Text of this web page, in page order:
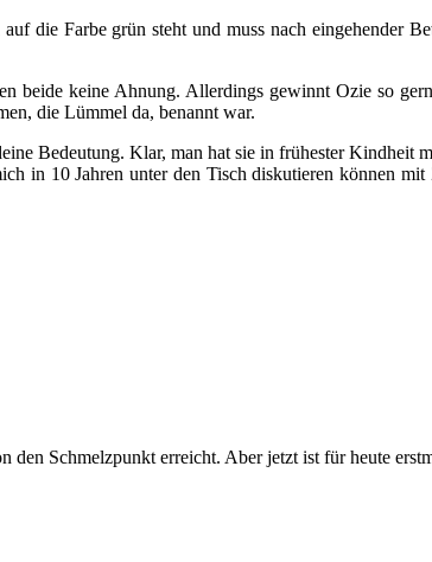
die Farbe grün steht und muss nach eingehender
beide keine Ahnung. Allerdings gewinnt Ozie so
die Lümmel da, benannt war.
Bedeutung. Klar, man hat sie in frühester Kindheit
in 10 Jahren unter den Tisch diskutieren können
Schmelzpunkt erreicht. Aber jetzt ist für heute